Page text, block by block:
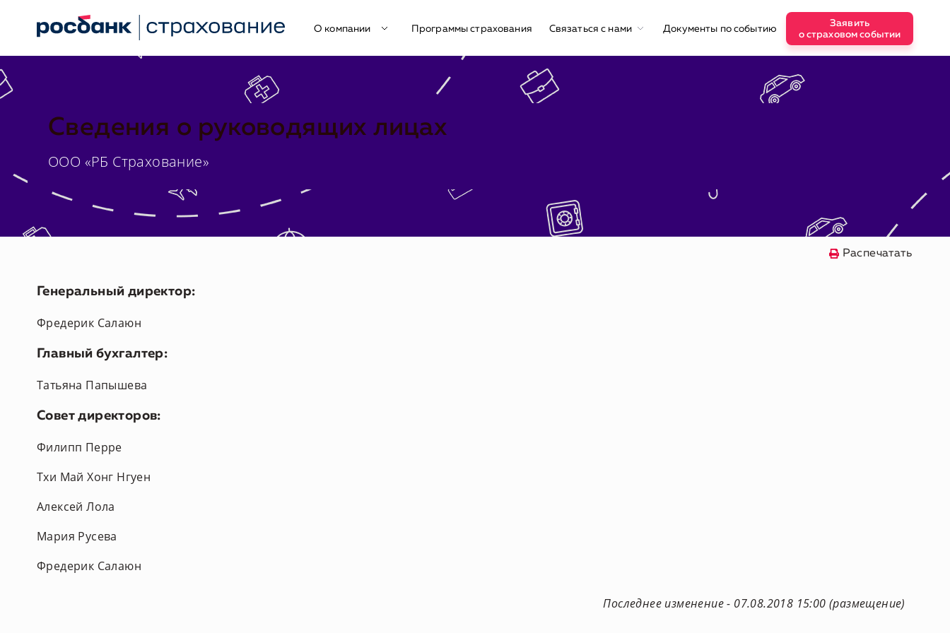
О компании Программы страхования Связаться с нами Документы по событию
Заявить
о страховом событии
Сведения о руководящих лицах
ООО «РБ Страхование»
Распечатать
Генеральный директор:
Фредерик Салаюн
Главный бухгалтер:
Татьяна Папышева
Совет директоров:
Филипп Перре
Тхи Май Хонг Нгуен
Алексей Лола
Мария Русева
Фредерик Салаюн
Последнее изменение - 07.08.2018 15:00 (размещение)